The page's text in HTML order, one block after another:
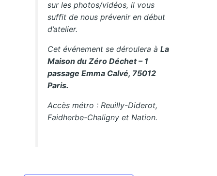
sur les photos/vidéos, il vous
suffit de nous prévenir en début
d’atelier.
Cet événement se déroulera àLa
Maison du Zéro Déchet – 1
passage Emma Calvé, 75012
Paris.
Accès métro : Reuilly-Diderot,
Faidherbe-Chaligny et Nation.